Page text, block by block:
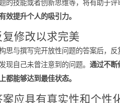
除了具体经历和目标外，突出自
而未能详细展现，但在开放性问
问题的技能或者创新思维等，将有
够有效提升个人的吸引力。
反复修改以求完美
在构思与撰写完开放性问题的答